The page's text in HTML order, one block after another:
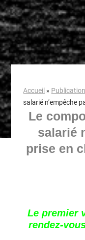
Accueil » Publication
salarié n’empêche
Le
salarié
prise en
Le premier
rendez-